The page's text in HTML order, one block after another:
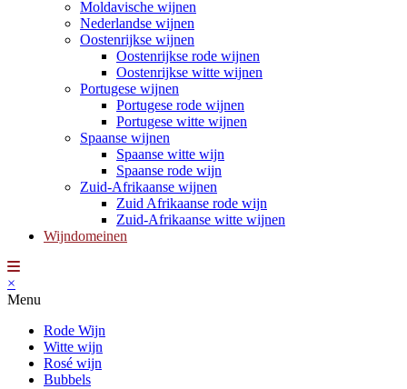
Moldavische wijnen
Nederlandse wijnen
Oostenrijkse wijnen
Oostenrijkse rode wijnen
Oostenrijkse witte wijnen
Portugese wijnen
Portugese rode wijnen
Portugese witte wijnen
Spaanse wijnen
Spaanse witte wijn
Spaanse rode wijn
Zuid-Afrikaanse wijnen
Zuid Afrikaanse rode wijn
Zuid-Afrikaanse witte wijnen
Wijndomeinen
×
Menu
Rode Wijn
Witte wijn
Rosé wijn
Bubbels